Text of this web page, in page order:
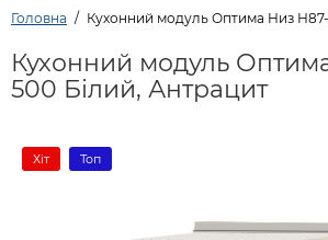
Головна Кухонний модуль Оптима Низ
Кухонний модуль
500 Білий, Антрацит
Хіт Топ